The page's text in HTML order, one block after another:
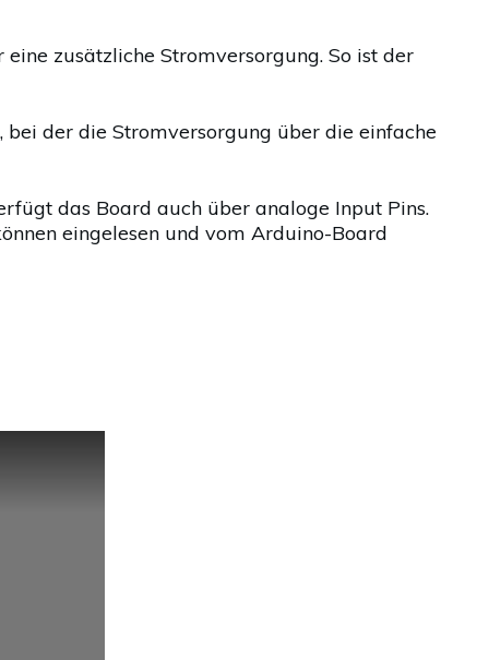
zusätzliche Stromversorgung. So ist der
der die Stromversorgung über die einfache
das Board auch über analoge Input Pins.
eingelesen und vom Arduino-Board